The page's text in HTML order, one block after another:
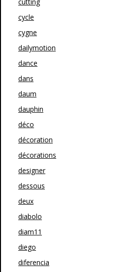
cycle
cygne
dailymotion
dance
dans
daum
dauphin
déco
décoration
décorations
designer
dessous
deux
diabolo
diam11
diego
diferencia